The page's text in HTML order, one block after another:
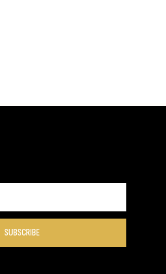
SUBSCRIBE